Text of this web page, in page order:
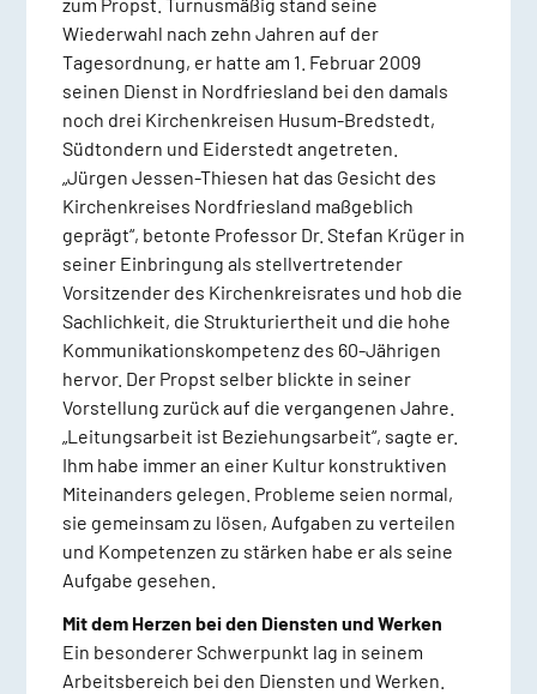
Wiederwahl nach zehn Jahren auf der
Tagesordnung, er hatte am 1. Februar 2009
seinen Dienst in Nordfriesland bei den damals
noch drei Kirchenkreisen Husum-Bredstedt,
Südtondern und Eiderstedt angetreten.
„Jürgen Jessen-Thiesen hat das Gesicht des
Kirchenkreises Nordfriesland maßgeblich
geprägt“, betonte Professor Dr. Stefan Krüger in
seiner Einbringung als stellvertretender
Vorsitzender des Kirchenkreisrates und hob die
Sachlichkeit, die Strukturiertheit und die hohe
Kommunikationskompetenz des 60-Jährigen
hervor. Der Propst selber blickte in seiner
Vorstellung zurück auf die vergangenen Jahre.
„Leitungsarbeit ist Beziehungsarbeit“, sagte er.
Ihm habe immer an einer Kultur konstruktiven
Miteinanders gelegen. Probleme seien normal,
sie gemeinsam zu lösen, Aufgaben zu verteilen
und Kompetenzen zu stärken habe er als seine
Aufgabe gesehen.
Mit dem Herzen bei den Diensten und Werken
Ein besonderer Schwerpunkt lag in seinem
Arbeitsbereich bei den Diensten und Werken.